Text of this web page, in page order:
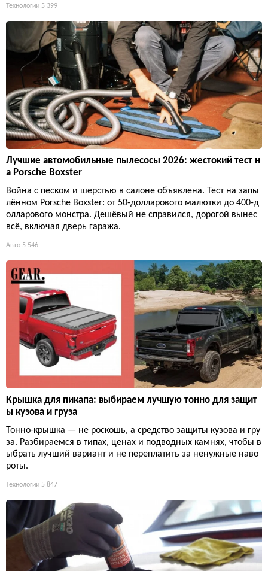
Технологии 5 399
Лучшие автомобильные пылесосы 2026: жестокий тест н
а Porsche Boxster
Война с песком и шерстью в салоне объявлена. Тест на запы
лённом Porsche Boxster: от 50-долларового малютки до 400-д
олларового монстра. Дешёвый не справился, дорогой вынес
всё, включая дверь гаража.
Авто 5 546
Крышка для пикапа: выбираем лучшую тонно для защит
ы кузова и груза
Тонно-крышка — не роскошь, а средство защиты кузова и гру
за. Разбираемся в типах, ценах и подводных камнях, чтобы в
ыбрать лучший вариант и не переплатить за ненужные наво
роты.
Технологии 5 847